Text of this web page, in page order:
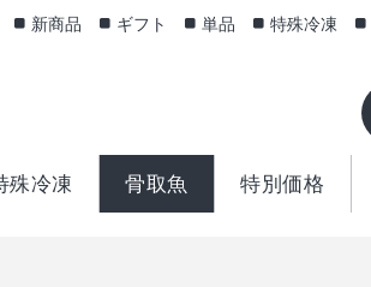
殊冷凍 骨取魚 特別価格
新商品 ギフト 単品 特殊冷凍